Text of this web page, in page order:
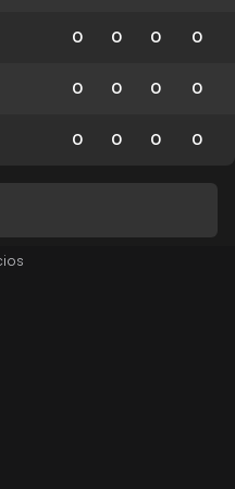
0 0 0 0
0 0 0 0
0 0 0 0